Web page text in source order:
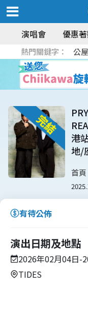
演唱會 優惠
熱門關鍵字： 公
港
地/
首頁
有待公佈
演出日期及地點
2026年02月04日-
TIDES